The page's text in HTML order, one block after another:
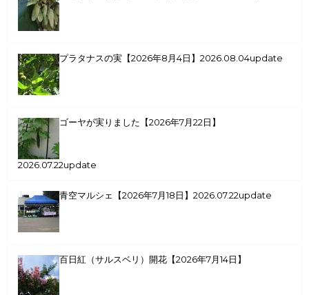
プラタナスの実【2026年8月4日】 2026.08.04update
ゴーヤが実りました【2026年7月22日】
2026.07.22update
青空マルシェ【2026年7月18日】 2026.07.22update
百日紅（サルスベリ）開花【2026年7月14日】